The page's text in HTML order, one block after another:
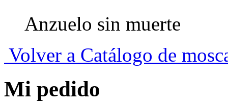
Anzuelo sin muerte
Volver a Catálogo de
Mi pedido